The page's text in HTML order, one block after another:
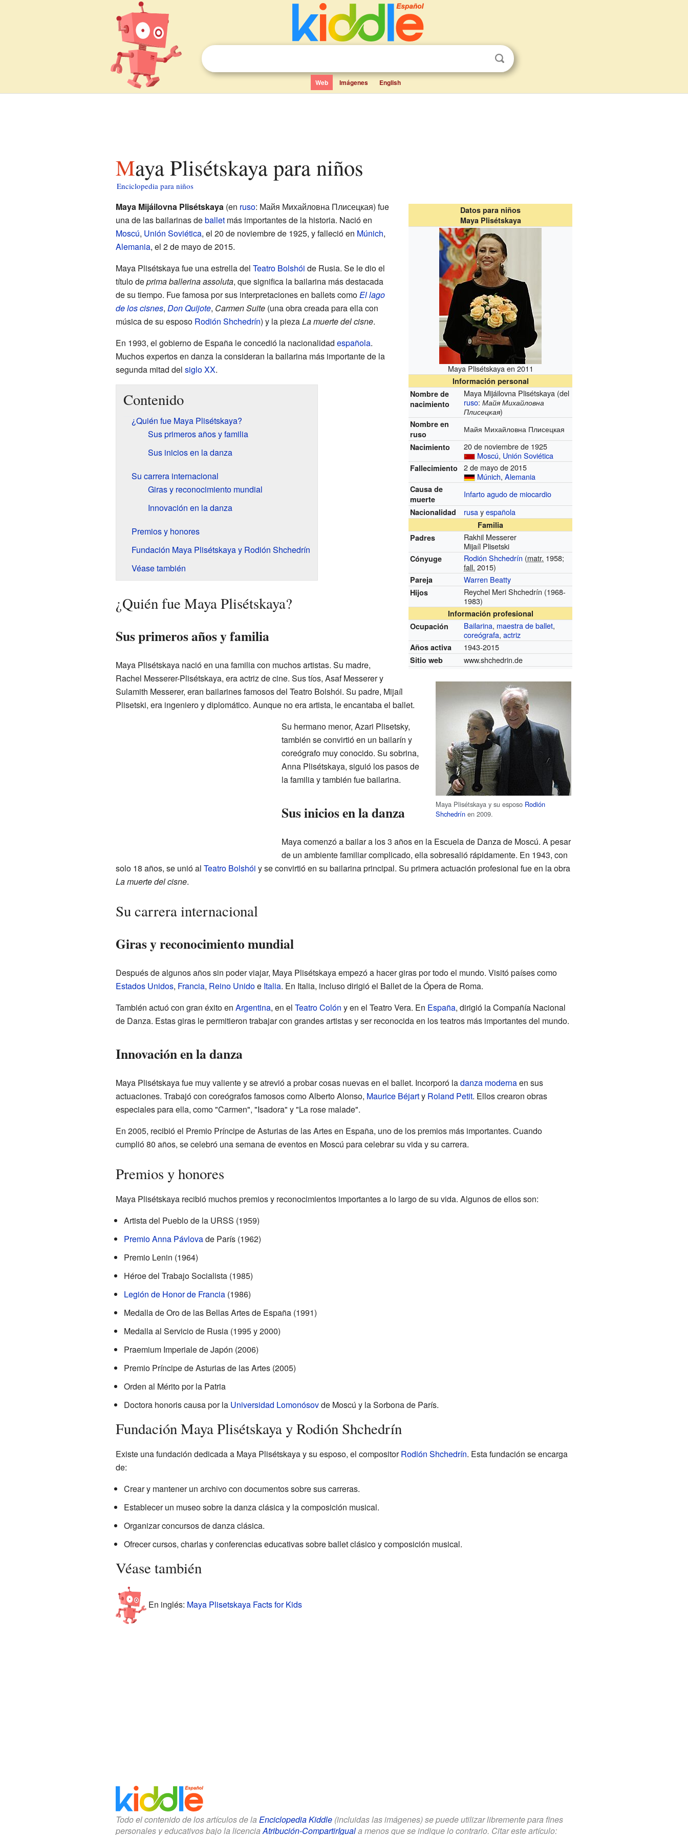
Web Imágenes English
Maya Plisétskaya para niños
Enciclopedia para niños
Datos para niños
Maya Plisétskaya
Maya Plisétskaya en 2011
Información personal
Nombre de
nacimiento
Maya Mijáilovna Plisétskaya (del
ruso:Майя Михайловна
Плисецкая)
Nombre en
ruso
Майя Михайловна Плисецкая
Nacimiento
20 de noviembre de 1925
Moscú, Unión Soviética
Fallecimiento
2 de mayo de 2015
Múnich,Alemania
Causa de
muerte
Infarto agudo de miocardio
Nacionalidad rusayespañola
Familia
Padres
Rakhil Messerer
Mijaíl Plisetski
Cónyuge Rodión Shchedrín (matr. 1958;
fall. 2015)
Pareja Warren Beatty
Hijos
Reychel Meri Shchedrín (1968-
1983)
Información profesional
Ocupación
Bailarina, maestra de ballet,
coreógrafa,actriz
Años activa 1943-2015
Sitio web www.shchedrin.de
Maya Mijáilovna Plisétskaya(en ruso: Майя Михайловна Плисецкая) fue
una de las bailarinas deballetmás importantes de la historia. Nació en
Moscú, Unión Soviética, el 20 de noviembre de 1925, y falleció en Múnich,
Alemania, el 2 de mayo de 2015.
Maya Plisétskaya fue una estrella del Teatro Bolshói de Rusia. Se le dio el
título deprima ballerina assoluta, que significa la bailarina más destacada
de su tiempo. Fue famosa por sus interpretaciones en ballets comoEl lago
de los cisnes, Don Quijote, Carmen Suite(una obra creada para ella con
música de su esposo Rodión Shchedrín) y la piezaLa muerte del cisne.
En 1993, el gobierno de España le concedió la nacionalidad española.
Muchos expertos en danza la consideran la bailarina más importante de la
segunda mitad del siglo XX.
Contenido
¿Quién fue Maya Plisétskaya?
Sus primeros años y familia
Sus inicios en la danza
Su carrera internacional
Giras y reconocimiento mundial
Innovación en la danza
Premios y honores
Fundación Maya Plisétskaya y Rodión Shchedrín
Véase también
¿Quién fue Maya Plisétskaya?
Sus primeros años y familia
Maya Plisétskaya y su esposo Rodión
Shchedrín en 2009.
Maya Plisétskaya nació en una familia con muchos artistas. Su madre,
Rachel Messerer-Plisétskaya, era actriz de cine. Sus tíos, Asaf Messerer y
Sulamith Messerer, eran bailarines famosos del Teatro Bolshói. Su padre, Mijaíl
Plisetski, era ingeniero y diplomático. Aunque no era artista, le encantaba el ballet.
Su hermano menor, Azari Plisetsky,
también se convirtió en un bailarín y
coreógrafo muy conocido. Su sobrina,
Anna Plisétskaya, siguió los pasos de
la familia y también fue bailarina.
Sus inicios en la danza
Maya comenzó a bailar a los 3 años en la Escuela de Danza de Moscú. A pesar
de un ambiente familiar complicado, ella sobresalió rápidamente. En 1943, con
solo 18 años, se unió al Teatro Bolshói y se convirtió en su bailarina principal. Su primera actuación profesional fue en la obra
La muerte del cisne.
Su carrera internacional
Giras y reconocimiento mundial
Después de algunos años sin poder viajar, Maya Plisétskaya empezó a hacer giras por todo el mundo. Visitó países como
Estados Unidos, Francia, Reino Unidoe Italia. En Italia, incluso dirigió el Ballet de la Ópera de Roma.
También actuó con gran éxito en Argentina, en el Teatro Colón y en el Teatro Vera. En España, dirigió la Compañía Nacional
de Danza. Estas giras le permitieron trabajar con grandes artistas y ser reconocida en los teatros más importantes del mundo.
Innovación en la danza
Maya Plisétskaya fue muy valiente y se atrevió a probar cosas nuevas en el ballet. Incorporó ladanza modernaen sus
actuaciones. Trabajó con coreógrafos famosos como Alberto Alonso, Maurice Béjarty Roland Petit. Ellos crearon obras
especiales para ella, como "Carmen", "Isadora" y "La rose malade".
En 2005, recibió el Premio Príncipe de Asturias de las Artes en España, uno de los premios más importantes. Cuando
cumplió 80 años, se celebró una semana de eventos en Moscú para celebrar su vida y su carrera.
Premios y honores
Maya Plisétskaya recibió muchos premios y reconocimientos importantes a lo largo de su vida. Algunos de ellos son:
Artista del Pueblo de la URSS (1959)
Premio Anna Pávlovade París (1962)
Premio Lenin (1964)
Héroe del Trabajo Socialista (1985)
Legión de Honor de Francia(1986)
Medalla de Oro de las Bellas Artes de España (1991)
Medalla al Servicio de Rusia (1995 y 2000)
Praemium Imperiale de Japón (2006)
Premio Príncipe de Asturias de las Artes (2005)
Orden al Mérito por la Patria
Doctora honoris causa por la Universidad Lomonósovde Moscú y la Sorbona de París.
Fundación Maya Plisétskaya y Rodión Shchedrín
Existe una fundación dedicada a Maya Plisétskaya y su esposo, el compositorRodión Shchedrín. Esta fundación se encarga
de:
Crear y mantener un archivo con documentos sobre sus carreras.
Establecer un museo sobre la danza clásica y la composición musical.
Organizar concursos de danza clásica.
Ofrecer cursos, charlas y conferencias educativas sobre ballet clásico y composición musical.
Véase también
En inglés: Maya Plisetskaya Facts for Kids
Todo el contenido de los artículos de la Enciclopedia Kiddle(incluidas las imágenes) se puede utilizar libremente para fines
personales y educativos bajo la licenciaAtribución-CompartirIguala menos que se indique lo contrario. Citar este artículo: